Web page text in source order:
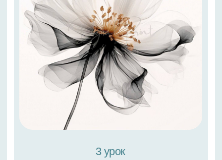
Роза на круглом подрамнике